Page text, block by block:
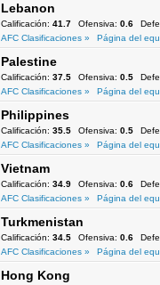
Lebanon
Calificación: 41.7 Ofensiva: 0.6
AFC Clasificaciones »
Página del
Palestine
Calificación: 37.5 Ofensiva: 0.5
AFC Clasificaciones »
Página del
Philippines
Calificación: 35.5 Ofensiva: 0.5
AFC Clasificaciones »
Página del
Vietnam
Calificación: 34.9 Ofensiva: 0.6
AFC Clasificaciones »
Página del
Turkmenistan
Calificación: 34.5 Ofensiva: 0.6
AFC Clasificaciones »
Página del
Hong Kong